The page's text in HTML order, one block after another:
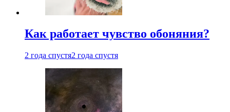
Как работает чувство обоняния?
2 года спустя2 года спустя